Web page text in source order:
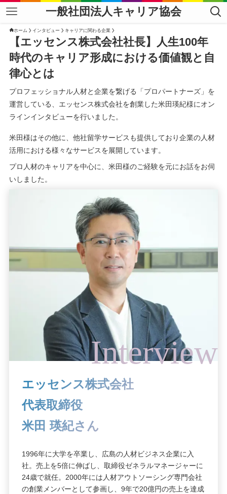
一般社団法人キャリア協会
ホーム インタビュー キャリアに関わる企業
【エッセンス株式会社社長】人生100年
時代のキャリア形成における価値観と自
律心とは
プロフェッショナル人材と企業を繋げる「プロパートナーズ」を
運営している、エッセンス株式会社を創業した米田瑛紀様にオン
ラインインタビューを行いました。
米田様はその他に、他社留学サービスも提供しており企業の人材
活用における様々なサービスを展開しています。
プロ人材のキャリアを中心に、米田様のご経験を元にお話をお伺
いしました。
エッセンス株式会社
代表取締役
⽶⽥ 瑛紀さん
1996年に大学を卒業し、広島の人材ビジネス企業に入
社。売上を5倍に伸ばし、取締役ゼネラルマネージャーに
24歳で就任。2000年には人材アウトソーシング専門会社
の創業メンバーとして参画し、9年で20億円の売上を達成